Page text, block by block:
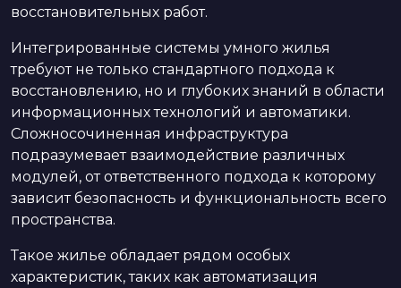
восстановительных работ.
Интегрированные системы умного жилья
требуют не только стандартного подхода к
восстановлению, но и глубоких знаний в области
информационных технологий и автоматики.
Сложносочиненная инфраструктура
подразумевает взаимодействие различных
модулей, от ответственного подхода к которому
зависит безопасность и функциональность всего
пространства.
Такое жилье обладает рядом особых
характеристик, таких как автоматизация